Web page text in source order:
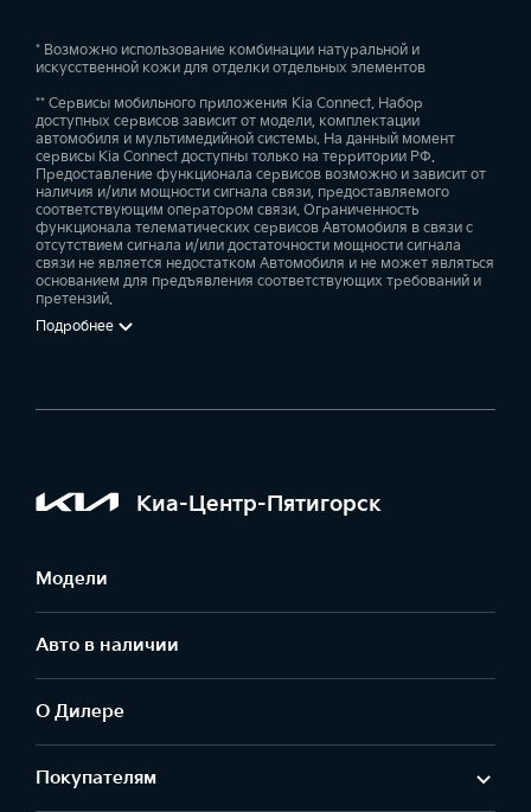
* Возможно использование комбинации натуральной и
искусственной кожи для отделки отдельных элементов
** Сервисы мобильного приложения Kia Connect. Набор
доступных сервисов зависит от модели, комплектации
автомобиля и мультимедийной системы. На данный момент
сервисы Kia Connect доступны только на территории РФ.
Предоставление функционала сервисов возможно и зависит от
наличия и/или мощности сигнала связи, предоставляемого
соответствующим оператором связи. Ограниченность
функционала телематических сервисов Автомобиля в связи с
отсутствием сигнала и/или достаточности мощности сигнала
связи не является недостатком Автомобиля и не может являться
основанием для предъявления соответствующих требований и
претензий.
Подробнее
Киа-Центр-Пятигорск
Модели
Авто в наличии
О Дилере
Покупателям